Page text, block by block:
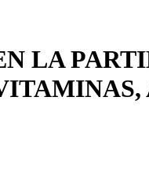
LA